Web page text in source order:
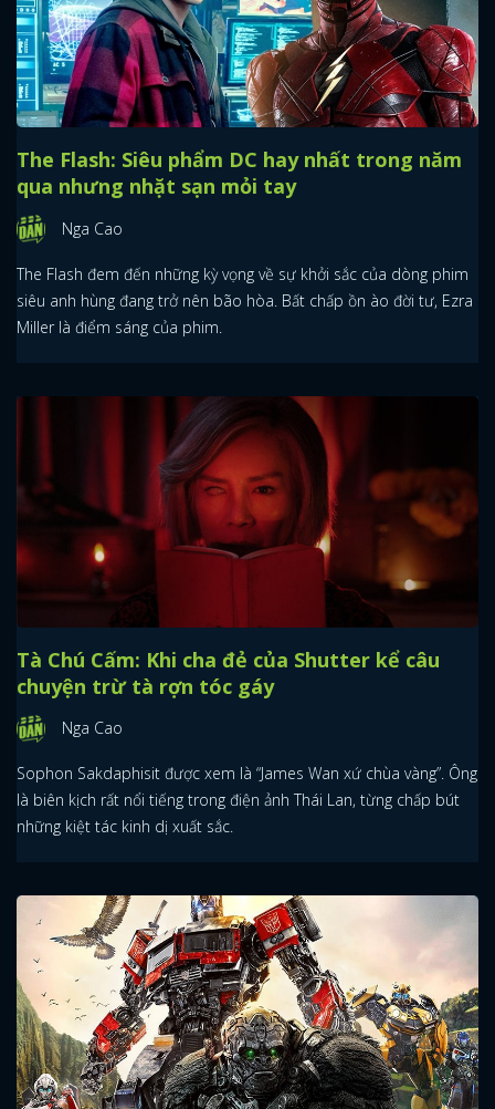
The Flash: Siêu phẩm DC hay nhất trong năm
qua nhưng nhặt sạn mỏi tay
Nga Cao
The Flash đem đến những kỳ vọng về sự khởi sắc của dòng phim
siêu anh hùng đang trở nên bão hòa. Bất chấp ồn ào đời tư, Ezra
Miller là điểm sáng của phim.
Tà Chú Cấm: Khi cha đẻ của Shutter kể câu
chuyện trừ tà rợn tóc gáy
Nga Cao
Sophon Sakdaphisit được xem là “James Wan xứ chùa vàng”. Ông
là biên kịch rất nổi tiếng trong điện ảnh Thái Lan, từng chấp bút
những kiệt tác kinh dị xuất sắc.